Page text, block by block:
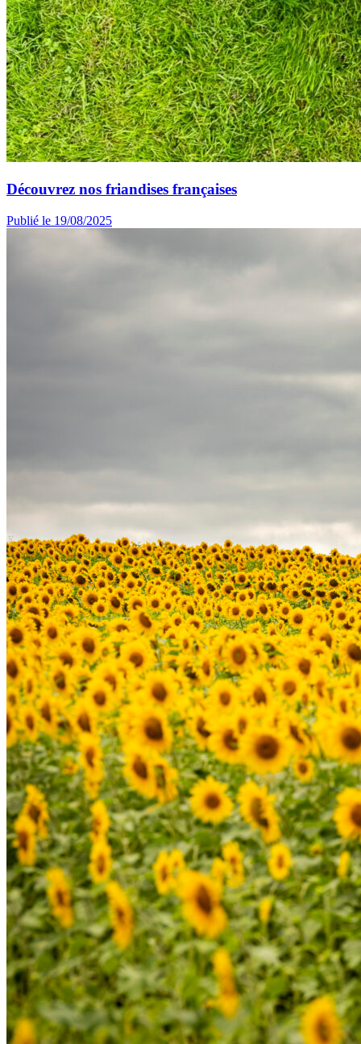
Découvrez nos friandises françaises
Publié le 19/08/2025